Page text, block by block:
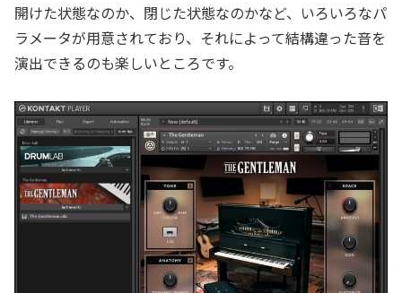
開けた状態なのか、閉じた状態なのかなど、いろいろなパ
ラメータが用意されており、それによって結構違った音を
演出できるのも楽しいところです。